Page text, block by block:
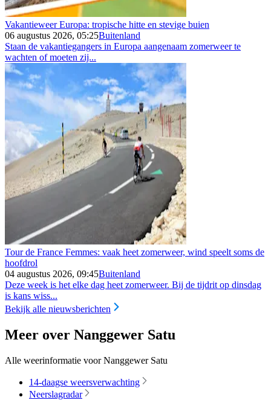
Vakantieweer Europa: tropische hitte en stevige buien
06 augustus 2026, 05:25Buitenland
Staan de vakantiegangers in Europa aangenaam zomerweer te
wachten of moeten zij...
Tour de France Femmes: vaak heet zomerweer, wind speelt soms de
hoofdrol
04 augustus 2026, 09:45Buitenland
Deze week is het elke dag heet zomerweer. Bij de tijdrit op dinsdag
is kans wiss...
Bekijk alle nieuwsberichten
Meer over Nanggewer Satu
Alle weerinformatie voor Nanggewer Satu
14-daagse weersverwachting
Neerslagradar